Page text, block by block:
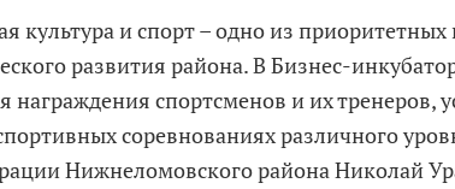
культура и спорт – одно из
развития района. В Бизнес-
награждения спортсменов и их тренеров,
соревнованиях различного
Нижнеломовского района Николай